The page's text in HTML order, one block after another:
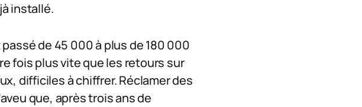
installé.
de 45 000 à plus de 180 000
fois plus vite que les retours sur
difficiles à chiffrer. Réclamer des
que, après trois ans de